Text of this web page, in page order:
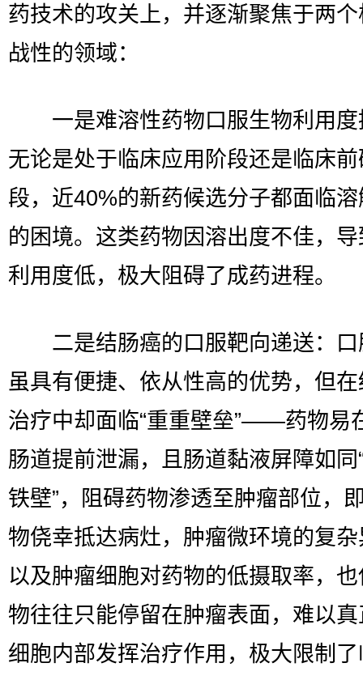
药技术的攻关上，并逐渐聚焦于两
战性的领域：
一是难溶性药物口服生物利用度
无论是处于临床应用阶段还是临床
段，近40%的新药候选分子都面临
的困境。这类药物因溶出度不佳，
利用度低，极大阻碍了成药进程。
二是结肠癌的口服靶向递送：口
虽具有便捷、依从性高的优势，但
治疗中却面临“重重壁垒”——药物易
肠道提前泄漏，且肠道黏液屏障如同
铁壁”，阻碍药物渗透至肿瘤部位，
物侥幸抵达病灶，肿瘤微环境的复
以及肿瘤细胞对药物的低摄取率，
物往往只能停留在肿瘤表面，难以
细胞内部发挥治疗作用，极大限制